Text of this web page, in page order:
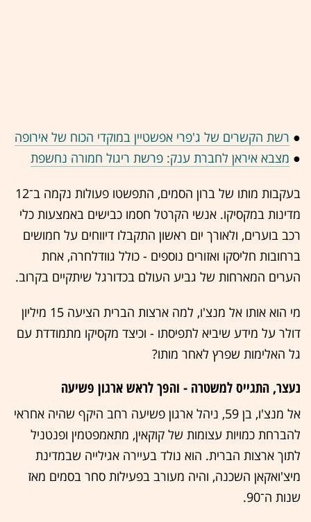
● רשת הקשרים של ג'פרי אפשטיין במוקדי הכוח של אירופה
● מצבא איראן לחברת ענק: פרשת ריגול חמורה נחשפת
בעקבות מותו של ברון הסמים, התפשטו פעולות נקמה ב־12
מדינות במקסיקו. אנשי הקרטל חסמו כבישים באמצעות כלי
רכב בוערים, ולאורך יום ראשון התקבלו דיווחים על חמושים
ברחובות חליסקו ואזורים נוספים - כולל גוודלחרה, אחת
הערים המארחות של גביע העולם בכדורגל שיתקיים בקרוב.
מי הוא אותו אל מנצ'ו, למה ארצות הברית הציעה 15 מיליון
דולר על מידע שיביא לתפיסתו - וכיצד מקסיקו מתמודדת עם
גל האלימות שפרץ לאחר מותו?
נעצר, התגייס למשטרה - והפך לראש ארגון פשיעה
אל מנצ'ו, בן 59, ניהל ארגון פשיעה רחב היקף שהיה אחראי
להברחת כמויות עצומות של קוקאין, מתאמפטמין ופנטניל
לתוך ארצות הברית. הוא נולד בעיירה אגילייה שבמדינת
מיצ'ואקאן השכנה, והיה מעורב בפעילות סחר בסמים מאז
שנות ה־90.